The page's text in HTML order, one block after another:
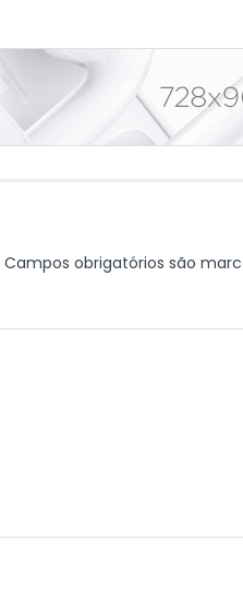
Campos obrigatórios são